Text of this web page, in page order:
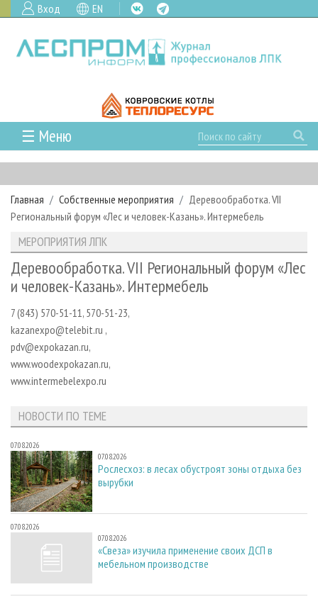
Вход EN
☰ Меню
ГЛАВНАЯ
РУБРИКИ И ТЕМЫ
РУБРИКИ ЖУРНАЛА
ЛЕСОЗАГОТОВКА
ЛЕСОПИЛЕНИЕ
СУШКА ДРЕВЕСИНЫ
ПРОИЗВОДСТВО ДРЕВЕСНЫХ ПЛИТ
ДЕРЕВЯННОЕ ДОМОСТРОЕНИЕ
БИОЭНЕРГЕТИКА
ЦБП
ИНСТРУМЕНТ И МАТЕРИАЛЫ
НОВОСТИ
НОВОСТИ ЛПК
НОВОСТИ ЖУРНАЛА
ПРОЕКТЫ ЛПИ
АНАЛИТИКА
ПРЕДПРИЯТИЯ ЛПК
ПЕРСОНЫ
МОБИЛЬНЫЕ ВЫСТАВКИ
ОФИЦИАЛЬНЫЕ ДЕЛЕГАЦИИ
RUSSIAN FORESTRY REVIEW
ГАЗЕТА ЛЕСПРОМФОРУМ
БИБЛИОТЕКА СПЕЦИАЛИСТА
АРХИВ ЖУРНАЛОВ
О ЖУРНАЛЕ
ПОДПИСКА
КОНТАКТЫ
РЕКЛАМОДАТЕЛЯМ
РЕКЛАМА
РЕКЛАМА НА САЙТЕ
Главная Собственные мероприятия
Деревообработка. VII
Региональный форум «Лес и человек-Казань». Интермебель
МЕРОПРИЯТИЯ ЛПК
Деревообработка. VII Региональный форум «Лес
и человек-Казань». Интермебель
7 (843) 570-51-11, 570-51-23,
kazanexpo@telebit.ru ,
pdv@expokazan.ru,
www.woodexpokazan.ru,
www.intermebelexpo.ru
НОВОСТИ ПО ТЕМЕ
07.08.2026
07.08.2026
Рослесхоз: в лесах обустроят зоны отдыха без
вырубки
07.08.2026
07.08.2026
«Свеза» изучила применение своих ДСП в
мебельном производстве